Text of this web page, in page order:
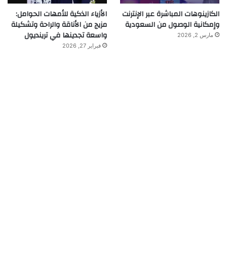
الكازينوهات المباشرة عبر الإنترنت
وإمكانية الوصول من السعودية
مارس 2, 2026
الأزياء الذكية للأمهات الحوامل:
مزيج من الأناقة والراحة وتشكيلة
واسعة تجدينها في ترينديول
فبراير 27, 2026